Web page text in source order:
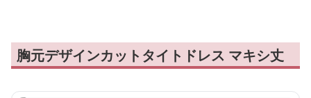
胸元デザインカットタイトドレス マキシ丈